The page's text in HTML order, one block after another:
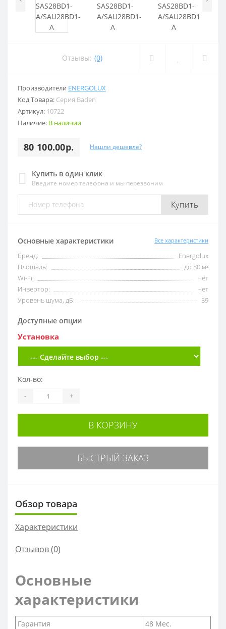
Отзывы: (0)
Производители ENERGOLUX
Код Товара: Серия Baden
Артикул: 10722
Наличие: В наличии
80 100.00р. Нашли дешевле?
Купить в один клик
Введите номер телефона и мы перезвоним
Купить
Основные характеристики Все характеристики
Бренд:
Energolux
Площадь:
до 80 м²
Wi-Fi:
Нет
Инвертор:
Нет
Уровень шума, дБ:
39
Доступные опции
Установка
Кол-во:
- +
В КОРЗИНУ
БЫСТРЫЙ ЗАКАЗ
Обзор товара
Характеристики
Отзывов (0)
Основные
характеристики
Гарантия
48 Мес.